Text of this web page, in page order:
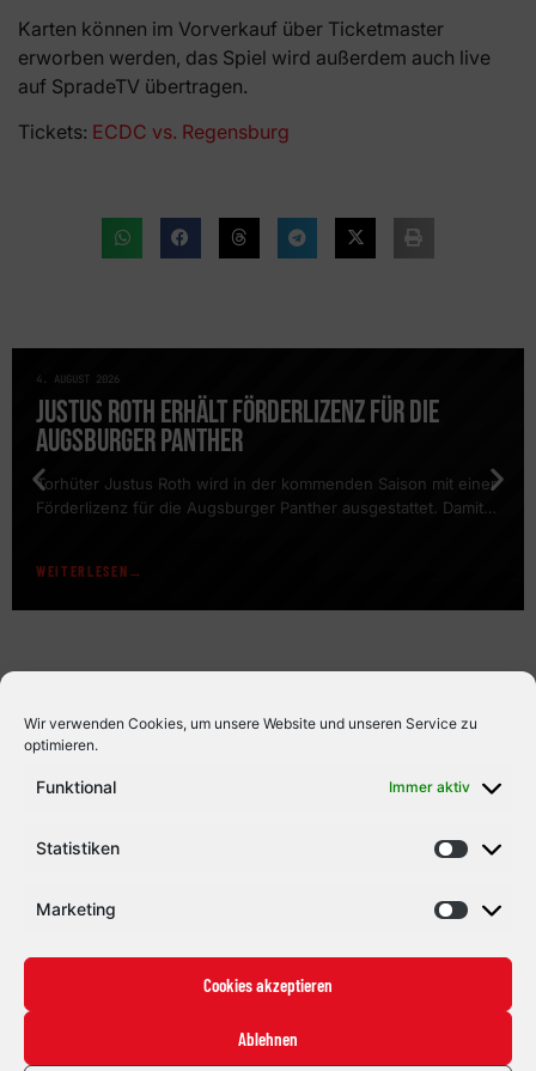
Wir verwenden Cookies, um unsere Website und unseren Service zu
optimieren.
Funktional Immer aktiv
Statistiken
Marketing
Cookies akzeptieren
Ablehnen
Karten können im Vorverkauf über Ticketmaster
erworben werden, das Spiel wird außerdem auch live
auf SpradeTV übertragen.
Tickets: ECDC vs. Regensburg
NEWS
4. AUGUST 2026
JUSTUS ROTH ERHÄLT FÖRDERLIZENZ FÜR DIE
AUGSBURGER PANTHER
Torhüter Justus Roth wird in der kommenden Saison mit einer
Förderlizenz für die Augsburger Panther ausgestattet. Damit
mit dem Team sowie dem Torwarttrainer der Panther zu
WEITERLESEN